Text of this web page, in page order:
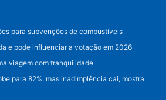
para subvenções de combustíveis
e pode influenciar a votação em 2026
viagem com tranquilidade
para 82%, mas inadimplência cai, mostra